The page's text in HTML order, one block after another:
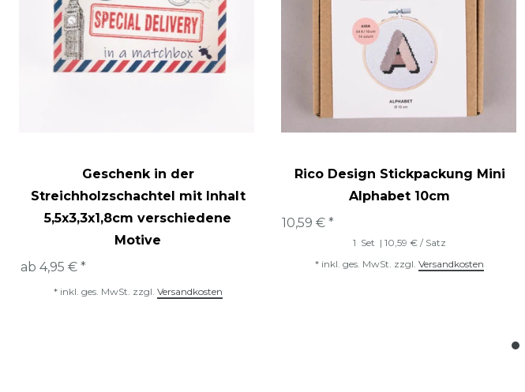
Geschenk in der
Streichholzschachtel mit Inhalt
5,5x3,3x1,8cm verschiedene
Motive
ab 4,95 € *
* inkl. ges. MwSt. zzgl. Versandkosten
Rico Design Stickpackung Mini
Alphabet 10cm
10,59 € *
1 Set | 10,59 € / Satz
* inkl. ges. MwSt. zzgl.Versandkosten